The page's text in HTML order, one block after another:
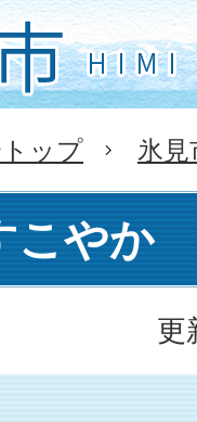
ップ 氷
こやか
更